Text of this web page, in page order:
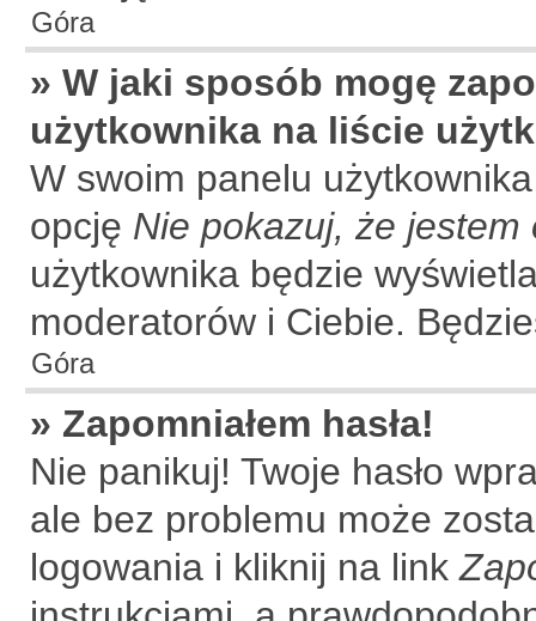
Góra
» W jaki sposób mogę
użytkownika na liście
W swoim panelu
opcję Nie pokazuj, że jestem
użytkownika będzie
moderatorów i Ciebie.
Góra
» Zapomniałem hasła!
Nie panikuj! Twoje hasło
ale bez problemu może
logowania i kliknij na link